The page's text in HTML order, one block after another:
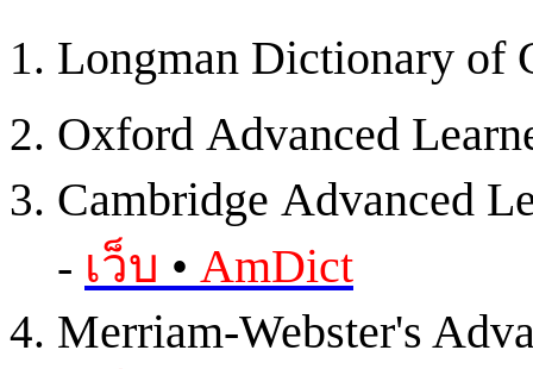
Longman Dictionary of
Oxford Advanced
Cambridge Advanced
- เว็บ • AmDict
Merriam-Webster's